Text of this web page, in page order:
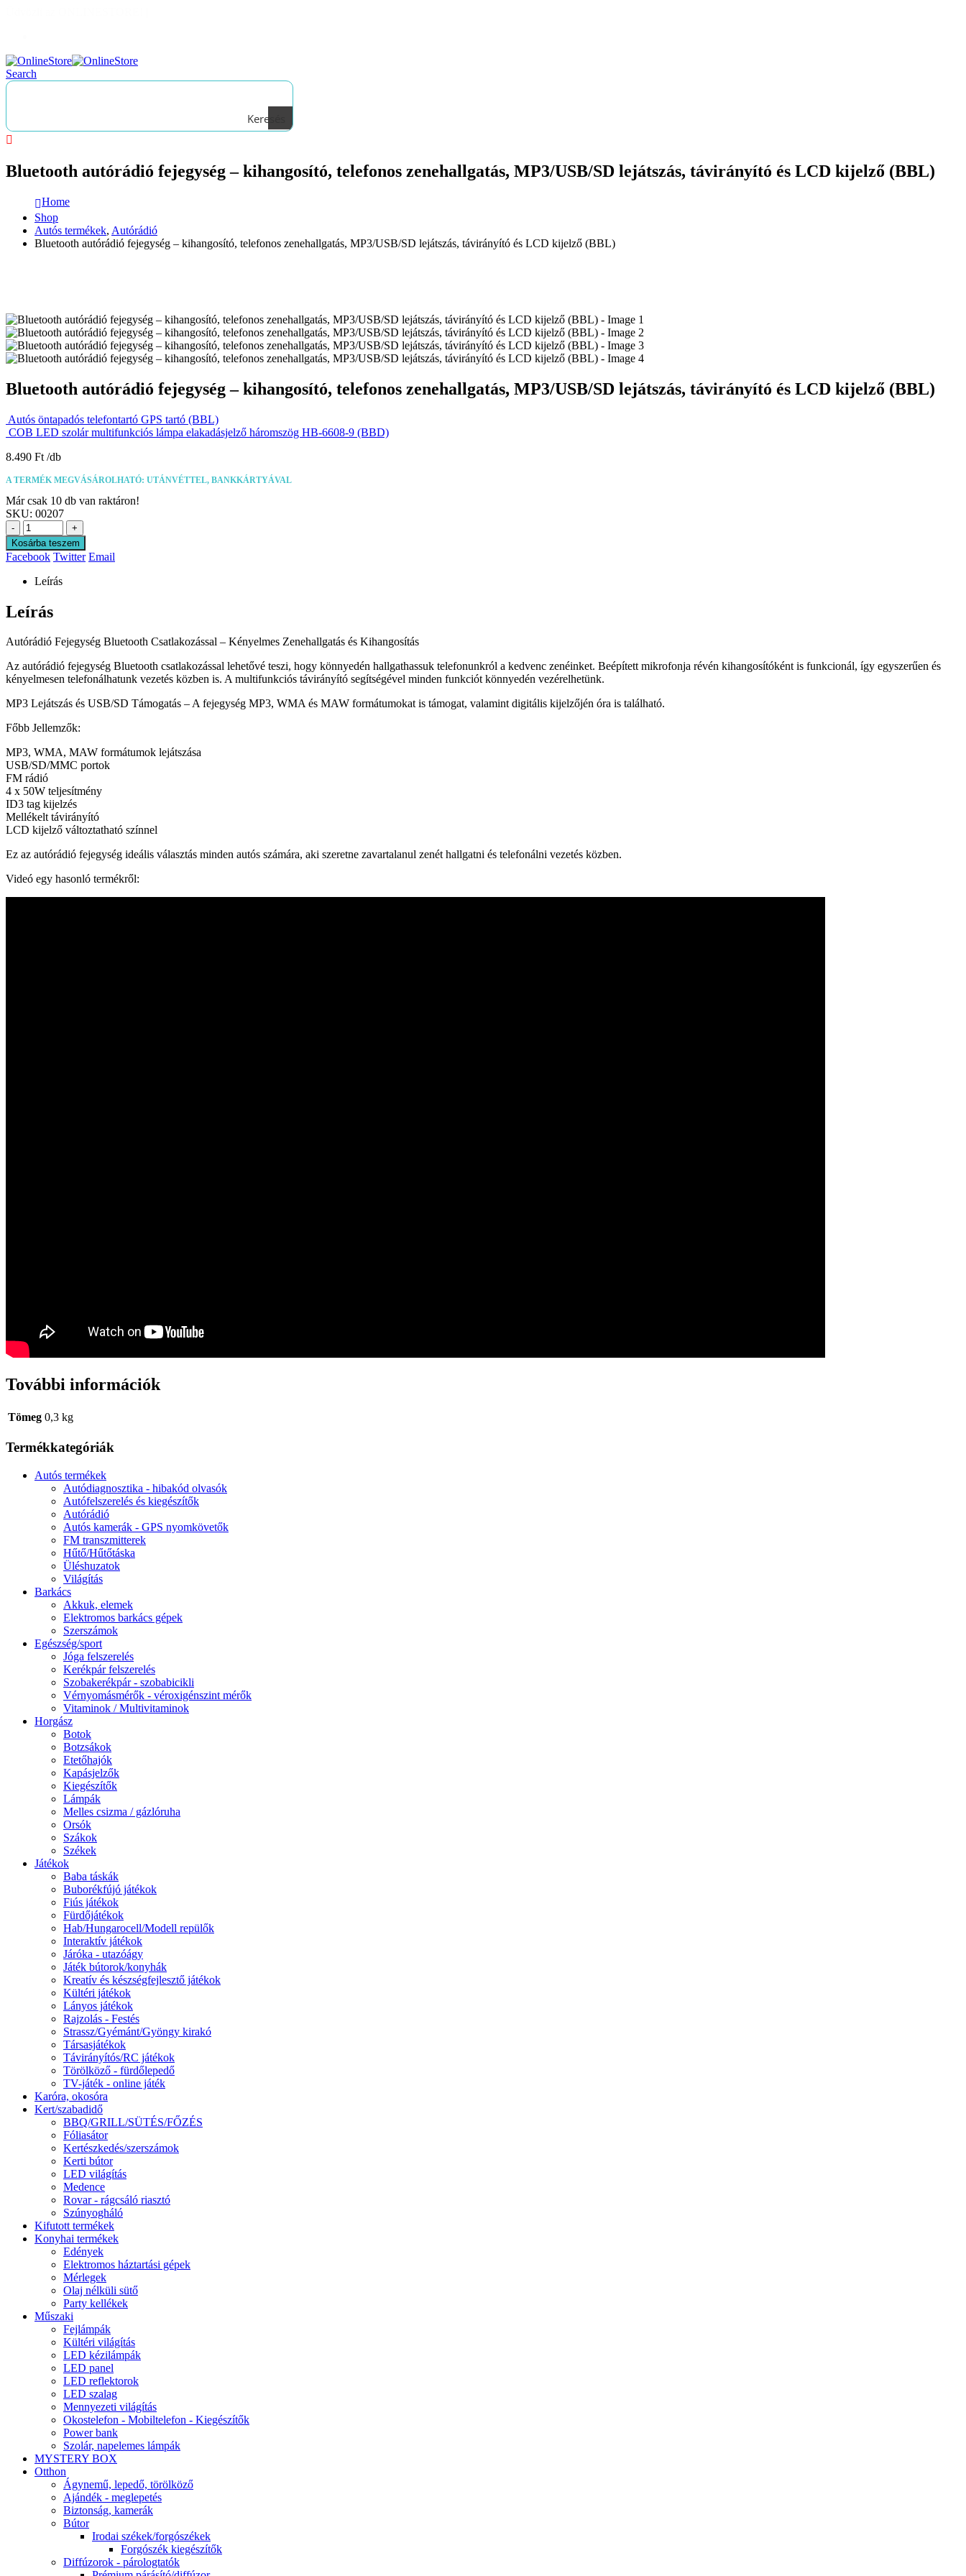
Search
Keresés
Bluetooth autórádió fejegység – kihangosító, telefonos zenehallgatás, MP3/USB/SD lejátszás, távirányító és LCD kijelző (BBL)
Home
Shop
Autós termékek, Autórádió
Bluetooth autórádió fejegység – kihangosító, telefonos zenehallgatás, MP3/USB/SD lejátszás, távirányító és LCD kijelző (BBL)
Bluetooth autórádió fejegység – kihangosító, telefonos zenehallgatás, MP3/USB/SD lejátszás, távirányító és LCD kijelző (BBL)
Autós öntapadós telefontartó GPS tartó (BBL)
COB LED szolár multifunkciós lámpa elakadásjelző háromszög HB-6608-9 (BBD)
8.490 Ft
A TERMÉK MEGVÁSÁROLHATÓ: UTÁNVÉTTEL, BANKKÁRTYÁVAL
Már csak 10 db van raktáron!
SKU: 00207
-
+
Kosárba teszem
Facebook Twitter Email
Leírás
Leírás
Autórádió Fejegység Bluetooth Csatlakozással – Kényelmes Zenehallgatás és Kihangosítás
Az autórádió fejegység Bluetooth csatlakozással lehetővé teszi, hogy könnyedén hallgathassuk telefonunkról a kedvenc zenéinket. Beépített mikrofonja révén kihangosítóként is funkcionál, így egyszerűen és
kényelmesen telefonálhatunk vezetés közben is. A multifunkciós távirányító segítségével minden funkciót könnyedén vezérelhetünk.
MP3 Lejátszás és USB/SD Támogatás – A fejegység MP3, WMA és MAW formátumokat is támogat, valamint digitális kijelzőjén óra is található.
Főbb Jellemzők:
MP3, WMA, MAW formátumok lejátszása
USB/SD/MMC portok
FM rádió
4 x 50W teljesítmény
ID3 tag kijelzés
Mellékelt távirányító
LCD kijelző változtatható színnel
Ez az autórádió fejegység ideális választás minden autós számára, aki szeretne zavartalanul zenét hallgatni és telefonálni vezetés közben.
Videó egy hasonló termékről:
További információk
Tömeg 0,3 kg
Termékkategóriák
Autós termékek
Autódiagnosztika - hibakód olvasók
Autófelszerelés és kiegészítők
Autórádió
Autós kamerák - GPS nyomkövetők
FM transzmitterek
Hűtő/Hűtőtáska
Üléshuzatok
Világítás
Barkács
Akkuk, elemek
Elektromos barkács gépek
Szerszámok
Egészség/sport
Jóga felszerelés
Kerékpár felszerelés
Szobakerékpár - szobabicikli
Vérnyomásmérők - véroxigénszint mérők
Vitaminok / Multivitaminok
Horgász
Botok
Botzsákok
Etetőhajók
Kapásjelzők
Kiegészítők
Lámpák
Melles csizma / gázlóruha
Orsók
Szákok
Székek
Játékok
Baba táskák
Buborékfújó játékok
Fiús játékok
Fürdőjátékok
Hab/Hungarocell/Modell repülők
Interaktív játékok
Járóka - utazóágy
Játék bútorok/konyhák
Kreatív és készségfejlesztő játékok
Kültéri játékok
Lányos játékok
Rajzolás - Festés
Strassz/Gyémánt/Gyöngy kirakó
Társasjátékok
Távirányítós/RC játékok
Törölköző - fürdőlepedő
TV-játék - online játék
Karóra, okosóra
Kert/szabadidő
BBQ/GRILL/SÜTÉS/FŐZÉS
Fóliasátor
Kertészkedés/szerszámok
Kerti bútor
LED világítás
Medence
Rovar - rágcsáló riasztó
Szúnyogháló
Kifutott termékek
Konyhai termékek
Edények
Elektromos háztartási gépek
Mérlegek
Olaj nélküli sütő
Party kellékek
Műszaki
Fejlámpák
Kültéri világítás
LED kézilámpák
LED panel
LED reflektorok
LED szalag
Mennyezeti világítás
Okostelefon - Mobiltelefon - Kiegészítők
Power bank
Szolár, napelemes lámpák
MYSTERY BOX
Otthon
Ágynemű, lepedő, törölköző
Ajándék - meglepetés
Biztonság, kamerák
Bútor
Irodai székek/forgószékek
Forgószék kiegészítők
Diffúzorok - párologtatók